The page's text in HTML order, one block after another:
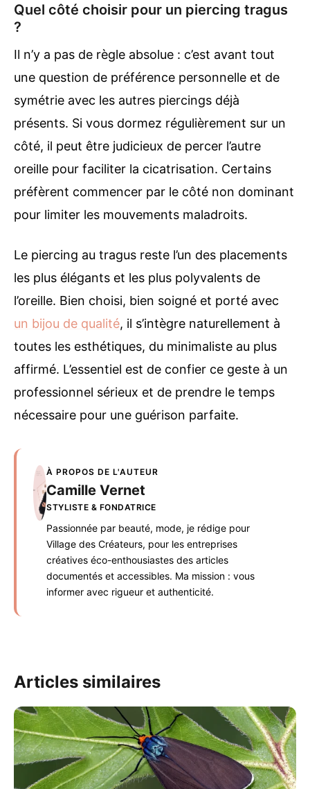
Quel côté choisir pour un piercing tragus
?
Il n’y a pas de règle absolue : c’est avant tout
une question de préférence personnelle et de
symétrie avec les autres piercings déjà
présents. Si vous dormez régulièrement sur un
côté, il peut être judicieux de percer l’autre
oreille pour faciliter la cicatrisation. Certains
préfèrent commencer par le côté non dominant
pour limiter les mouvements maladroits.
Le piercing au tragus reste l’un des placements
les plus élégants et les plus polyvalents de
l’oreille. Bien choisi, bien soigné et porté avec
un bijou de qualité, il s’intègre naturellement à
toutes les esthétiques, du minimaliste au plus
affirmé. L’essentiel est de confier ce geste à un
professionnel sérieux et de prendre le temps
nécessaire pour une guérison parfaite.
À PROPOS DE L'AUTEUR
Camille Vernet
STYLISTE & FONDATRICE
Passionnée par beauté, mode, je rédige pour
Village des Créateurs, pour les entreprises
créatives éco-enthousiastes des articles
documentés et accessibles. Ma mission : vous
informer avec rigueur et authenticité.
Articles similaires